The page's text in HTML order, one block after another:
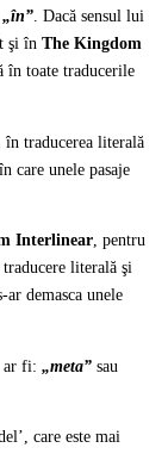
„în”. Dacă sensul lui
şi în The Kingdom
în toate traducerile
, în traducerea literală
care unele pasaje
Interlinear, pentru
literală şi
ar demasca unele
ar fi: „meta” sau
care este mai